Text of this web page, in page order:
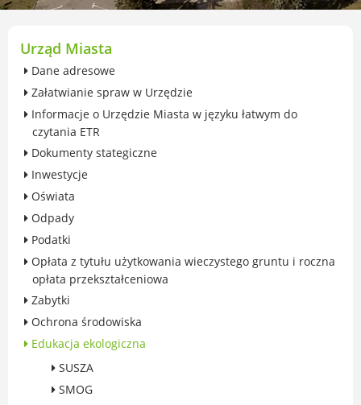
przekształceniowa
Ochrona środowiska
Edukacja ekologiczna
SZYKUJ SIĘ NA ZMIANY KLIMATU
Komunikacja miejska
Rolnictwo
Zwierzęta
Organizacje pozarządowe
Konsultacje społeczne i ewaluacje
Luboński Budżet Obywatelski
GKRPA/Centrum Wsparcia i Pomocy
Rodzinie
BEZPIECZEŃSTWO
Urząd Miasta
Dane adresowe
Załatwianie spraw w Urzędzie
Informacje o Urzędzie Miasta w języku łatwym do
czytania ETR
Dokumenty stategiczne
Inwestycje
Oświata
Odpady
Podatki
Opłata z tytułu użytkowania wieczystego gruntu i roczna
opłata przekształceniowa
Zabytki
Ochrona środowiska
Edukacja ekologiczna
SUSZA
SMOG